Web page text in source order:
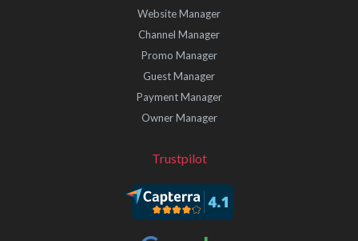
Website Manager
Channel Manager
Promo Manager
Guest Manager
Payment Manager
Owner Manager
Trustpilot